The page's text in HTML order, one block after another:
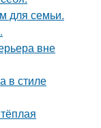
для семьи.
вне
в стиле